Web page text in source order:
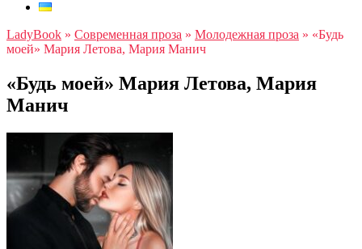
LadyBook » Современная проза » Молодежная проза » «Будь
моей» Мария Летова, Мария Манич
«Будь моей» Мария Летова, Мария
Манич